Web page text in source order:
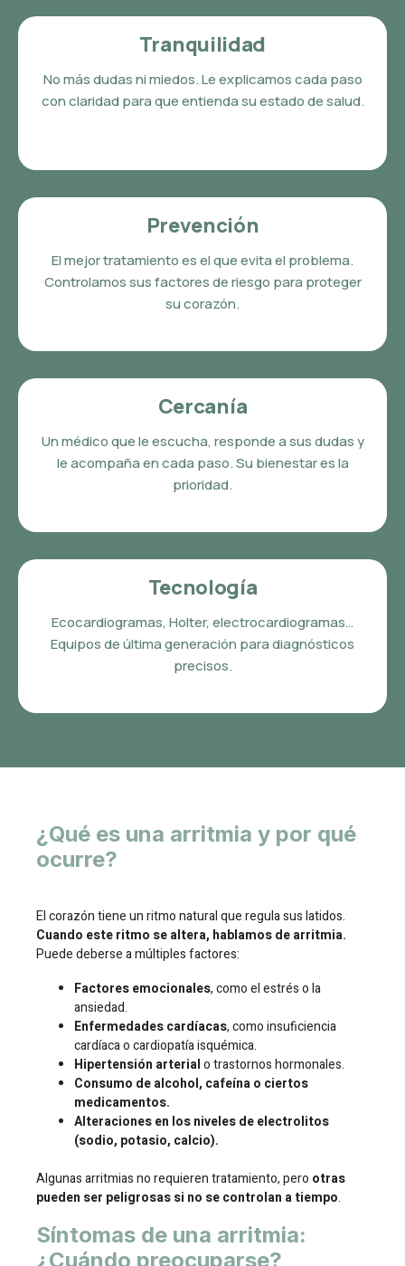
Tranquilidad
No más dudas ni miedos. Le explicamos cada paso
con claridad para que entienda su estado de salud.
Prevención
El mejor tratamiento es el que evita el problema.
Controlamos sus factores de riesgo para proteger
su corazón.
Cercanía
Un médico que le escucha, responde a sus dudas y
le acompaña en cada paso. Su bienestar es la
prioridad.
Tecnología
Ecocardiogramas, Holter, electrocardiogramas…
Equipos de última generación para diagnósticos
precisos.
¿Qué es una arritmia y por qué
ocurre?
El corazón tiene un ritmo natural que regula sus latidos.
Cuando este ritmo se altera, hablamos de arritmia.
Puede deberse a múltiples factores:
Factores emocionales, como el estrés o la
ansiedad.
Enfermedades cardíacas, como insuficiencia
cardíaca o cardiopatía isquémica.
Hipertensión arterialo trastornos hormonales.
Consumo de alcohol, cafeína o ciertos
medicamentos.
Alteraciones en los niveles de electrolitos
(sodio, potasio, calcio).
Algunas arritmias no requieren tratamiento, pero otras
pueden ser peligrosas si no se controlan a tiempo.
Síntomas de una arritmia:
¿Cuándo preocuparse?